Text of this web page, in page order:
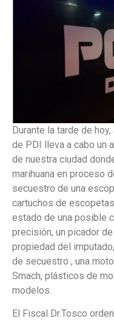
Durante la tarde de
de PDI lleva a cabo un
de nuestra ciudad
marihuana en proceso
secuestro de una
cartuchos de
estado de una posible
precisión, un picador de
propiedad del
de secuestro , una
Smach, plásticos de
modelos.
El Fiscal Dr.Tosco